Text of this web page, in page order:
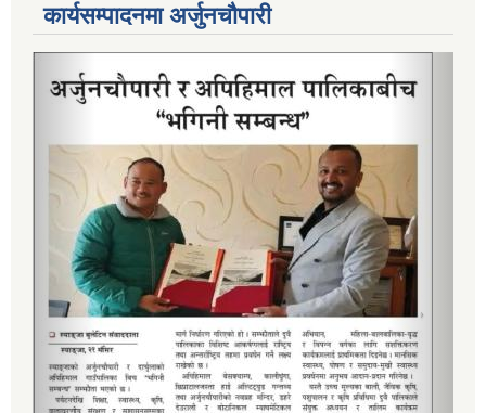
कार्यसम्पादनमा अर्जुनचौपारी